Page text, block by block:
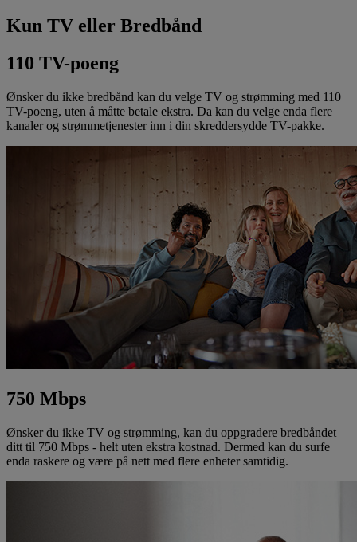
Kun TV eller Bredbånd
110 TV-poeng
Ønsker du ikke bredbånd kan du velge TV og strømming med 110
TV-poeng, uten å måtte betale ekstra. Da kan du velge enda flere
kanaler og strømmetjenester inn i din skreddersydde TV-pakke.
750 Mbps
Ønsker du ikke TV og strømming, kan du oppgradere bredbåndet
ditt til 750 Mbps - helt uten ekstra kostnad. Dermed kan du surfe
enda raskere og være på nett med flere enheter samtidig.